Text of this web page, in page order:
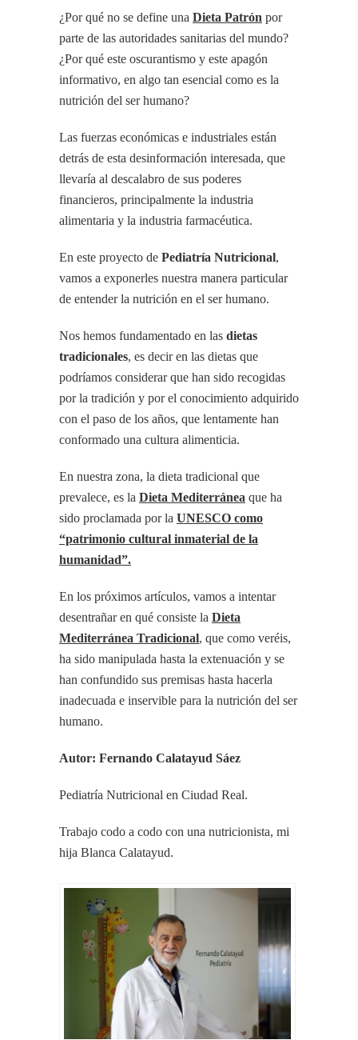
¿Por qué no se define una Dieta Patrón por
parte de las autoridades sanitarias del mundo?
¿Por qué este oscurantismo y este apagón
informativo, en algo tan esencial como es la
nutrición del ser humano?
Las fuerzas económicas e industriales están
detrás de esta desinformación interesada, que
llevaría al descalabro de sus poderes
financieros, principalmente la industria
alimentaria y la industria farmacéutica.
En este proyecto de Pediatría Nutricional,
vamos a exponerles nuestra manera particular
de entender la nutrición en el ser humano.
Nos hemos fundamentado en las dietas
tradicionales, es decir en las dietas que
podríamos considerar que han sido recogidas
por la tradición y por el conocimiento adquirido
con el paso de los años, que lentamente han
conformado una cultura alimenticia.
En nuestra zona, la dieta tradicional que
prevalece, es la Dieta Mediterránea que ha
sido proclamada por la UNESCO como
“patrimonio cultural inmaterial de la
humanidad”.
En los próximos artículos, vamos a intentar
desentrañar en qué consiste la Dieta
Mediterránea Tradicional, que como veréis,
ha sido manipulada hasta la extenuación y se
han confundido sus premisas hasta hacerla
inadecuada e inservible para la nutrición del ser
humano.
Autor: Fernando Calatayud Sáez
Pediatría Nutricional en Ciudad Real.
Trabajo codo a codo con una nutricionista, mi
hija Blanca Calatayud.